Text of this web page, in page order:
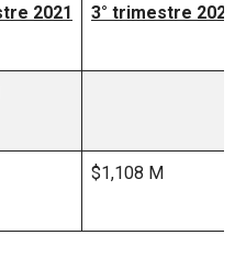
2021 3° trimestre 2021
$1,108 M